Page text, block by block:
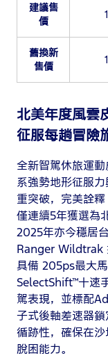
建議售
價
舊換新
售價
北美年度風
征服每趟冒險
全新智駕休旅運
系強勢地形征服
重突破，完美詮
僅連續5年獲選為
2025年亦今穩居
Ranger Wildtrak
具備 205ps最大
SelectShift™十速
駕表現，並標配
子式後軸差速器
循跡性，確保在
脫困能力。